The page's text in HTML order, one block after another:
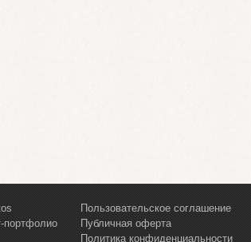
портфолио
Пользовательское соглашение
Публичная оферта
Политика конфиденциальности